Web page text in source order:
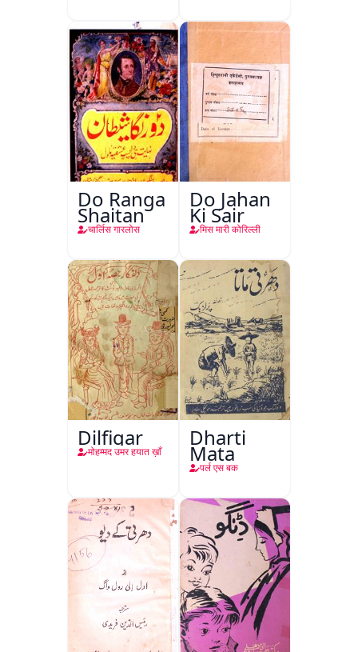
Do Ranga
Shaitan
चार्लिस गारलोस
Do Jahan
Ki Sair
मिस मारी कोरिल्ली
Dilfigar
मोहम्मद उमर हयात ख़ाँ
Dharti
Mata
पर्ल एस बक